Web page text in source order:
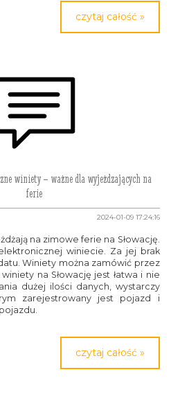
czytaj całość »
winiety – ważne dla wyjeżdzających na
ferie
2024-01-09 17:24:16
na zimowe ferie na Słowację.
winiecie. Za jej brak
Winiety można zamówić przez
na Słowację jest łatwa i nie
dużej ilości danych, wystarczy
zarejestrowany jest pojazd i
czytaj całość »